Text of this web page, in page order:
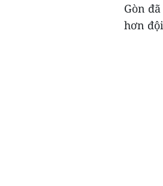
Gòn
hơn